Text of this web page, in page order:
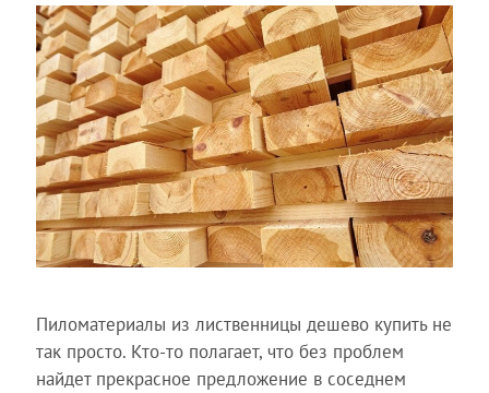
Пиломатериалы из лиственницы дешево купить не
так просто. Кто-то полагает, что без проблем
найдет прекрасное предложение в соседнем